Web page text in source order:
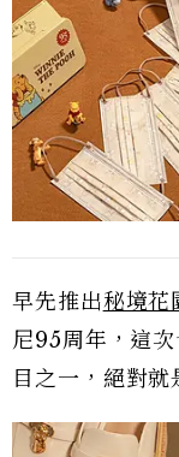
早先推出秘境花
尼95周年，這
目之一，絕對就